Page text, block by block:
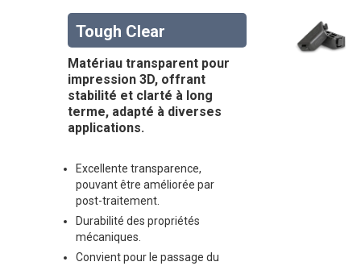
Tough Clear
Matériau transparent pour
impression 3D, offrant
stabilité et clarté à long
terme, adapté à diverses
applications.
Excellente transparence,
pouvant être améliorée par
post-traitement.
Durabilité des propriétés
mécaniques.
Convient pour le passage du